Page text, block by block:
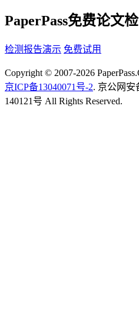
PaperPass免费论文
检测报告演示 免费试用
Copyright © 2007-2026
京ICP备13040071号-2. 京公网安
140121号 All Rights Reserved.